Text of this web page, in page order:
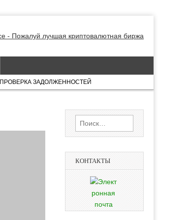
ПРОВЕРКА ЗАДОЛЖЕННОСТЕЙ
Найти:
КОНТАКТЫ